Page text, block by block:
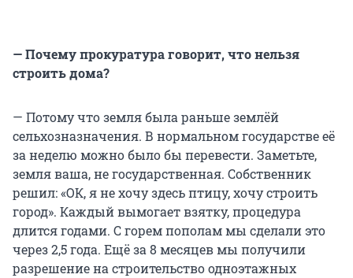
— Почему прокуратура говорит, что нельзя
строить дома?
— Потому что земля была раньше землёй
сельхозназначения. В нормальном государстве её
за неделю можно было бы перевести. Заметьте,
земля ваша, не государственная. Собственник
решил: «ОК, я не хочу здесь птицу, хочу строить
город». Каждый вымогает взятку, процедура
длится годами. С горем пополам мы сделали это
через 2,5 года. Ещё за 8 месяцев мы получили
разрешение на строительство одноэтажных